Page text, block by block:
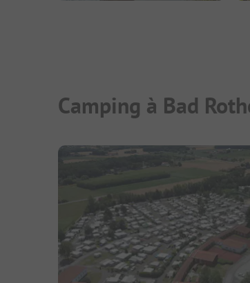
Camping à Bad